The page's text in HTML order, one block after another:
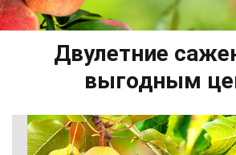
Двулетние
выгодным